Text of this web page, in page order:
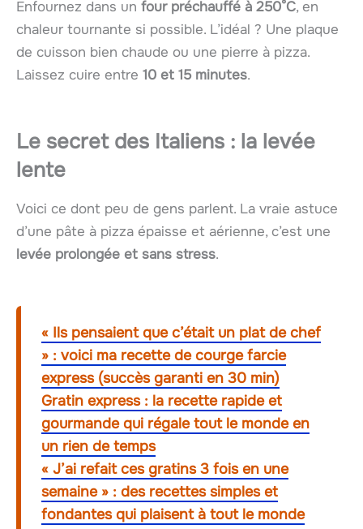
Enfournez dans un four préchauffé à 250°C, en
chaleur tournante si possible. L’idéal ? Une plaque
de cuisson bien chaude ou une pierre à pizza.
Laissez cuire entre 10 et 15 minutes.
Le secret des Italiens : la levée
lente
Voici ce dont peu de gens parlent. La vraie astuce
d’une pâte à pizza épaisse et aérienne, c’est une
levée prolongée et sans stress.
« Ils pensaient que c’était un plat de chef
» : voici ma recette de courge farcie
express (succès garanti en 30 min)
Gratin express : la recette rapide et
gourmande qui régale tout le monde en
un rien de temps
« J’ai refait ces gratins 3 fois en une
semaine » : des recettes simples et
fondantes qui plaisent à tout le monde